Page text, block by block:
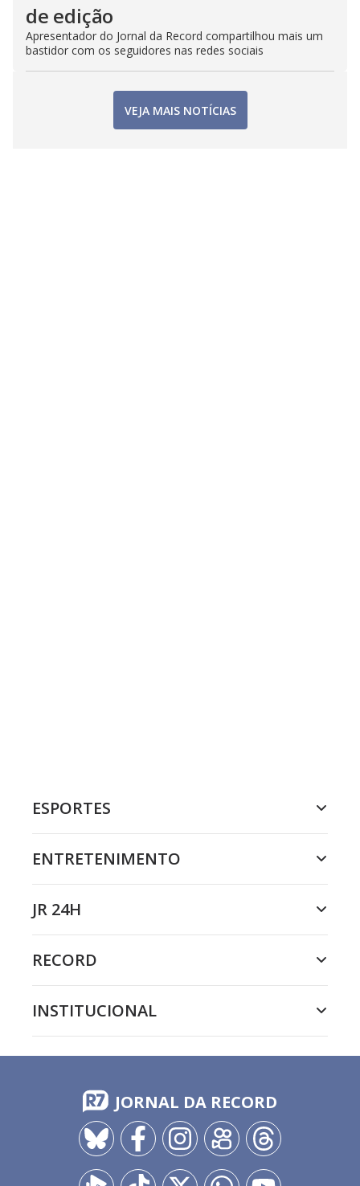
de edição
Apresentador do Jornal da Record compartilhou mais um
bastidor com os seguidores nas redes sociais
VEJA MAIS NOTÍCIAS
ESPORTES
ENTRETENIMENTO
JR 24H
RECORD
INSTITUCIONAL
JORNAL DA RECORD